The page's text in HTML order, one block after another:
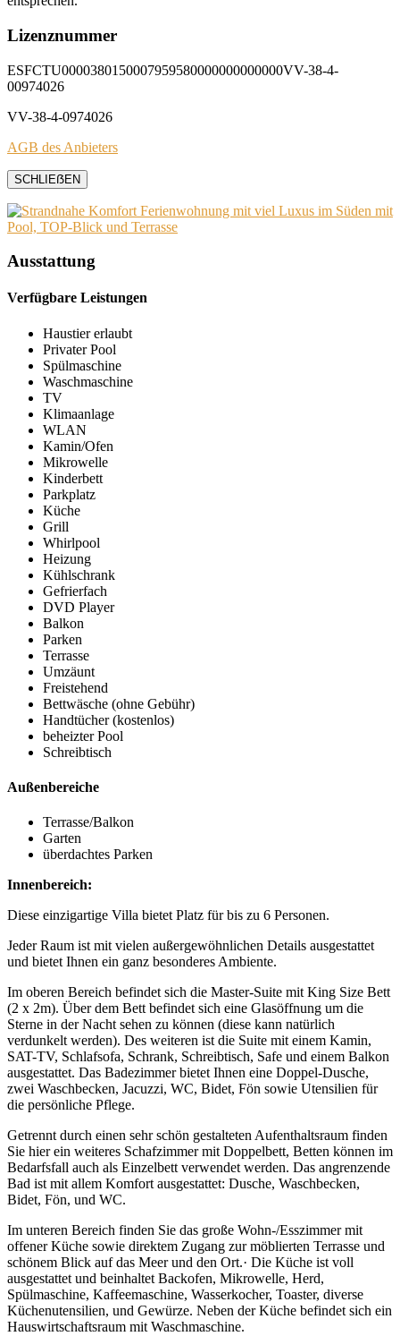
Lizenznummer
ESFCTU0000380150007959580000000000000VV-38-4-
00974026
VV-38-4-0974026
AGB des Anbieters
SCHLIEẞEN
Ausstattung
Verfügbare Leistungen
Haustier erlaubt
Privater Pool
Spülmaschine
Waschmaschine
TV
Klimaanlage
WLAN
Kamin/Ofen
Mikrowelle
Kinderbett
Parkplatz
Küche
Grill
Whirlpool
Heizung
Kühlschrank
Gefrierfach
DVD Player
Balkon
Parken
Terrasse
Umzäunt
Freistehend
Bettwäsche (ohne Gebühr)
Handtücher (kostenlos)
beheizter Pool
Schreibtisch
Außenbereiche
Terrasse/Balkon
Garten
überdachtes Parken
Innenbereich:
Diese einzigartige Villa bietet Platz für bis zu 6 Personen.
Jeder Raum ist mit vielen außergewöhnlichen Details ausgestattet
und bietet Ihnen ein ganz besonderes Ambiente.
Im oberen Bereich befindet sich die Master-Suite mit King Size Bett
(2 x 2m). Über dem Bett befindet sich eine Glasöffnung um die
Sterne in der Nacht sehen zu können (diese kann natürlich
verdunkelt werden). Des weiteren ist die Suite mit einem Kamin,
SAT-TV, Schlafsofa, Schrank, Schreibtisch, Safe und einem Balkon
ausgestattet. Das Badezimmer bietet Ihnen eine Doppel-Dusche,
zwei Waschbecken, Jacuzzi, WC, Bidet, Fön sowie Utensilien für
die persönliche Pflege.
Getrennt durch einen sehr schön gestalteten Aufenthaltsraum finden
Sie hier ein weiteres Schafzimmer mit Doppelbett, Betten können im
Bedarfsfall auch als Einzelbett verwendet werden. Das angrenzende
Bad ist mit allem Komfort ausgestattet: Dusche, Waschbecken,
Bidet, Fön, und WC.
Im unteren Bereich finden Sie das große Wohn-/Esszimmer mit
offener Küche sowie direktem Zugang zur möblierten Terrasse und
schönem Blick auf das Meer und den Ort.· Die Küche ist voll
ausgestattet und beinhaltet Backofen, Mikrowelle, Herd,
Spülmaschine, Kaffeemaschine, Wasserkocher, Toaster, diverse
Küchenutensilien, und Gewürze. Neben der Küche befindet sich ein
Hauswirtschaftsraum mit Waschmaschine.